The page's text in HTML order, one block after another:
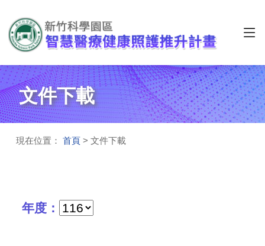
文件下載
現在位置： 首頁 > 文件下載
年度：